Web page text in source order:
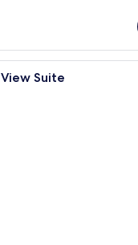
품목, 객실 내 금고
고급 침구, 오리/거
Suite